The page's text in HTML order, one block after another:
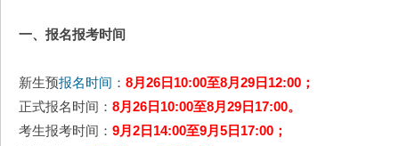
一、报名报考时间
新生预报名时间 ： 8月26日10:00至8月29日12:00；
正式报名时间： 8月26日10:00至8月29日17:00。
考生报考时间： 9月2日14:00至9月5日17:00；